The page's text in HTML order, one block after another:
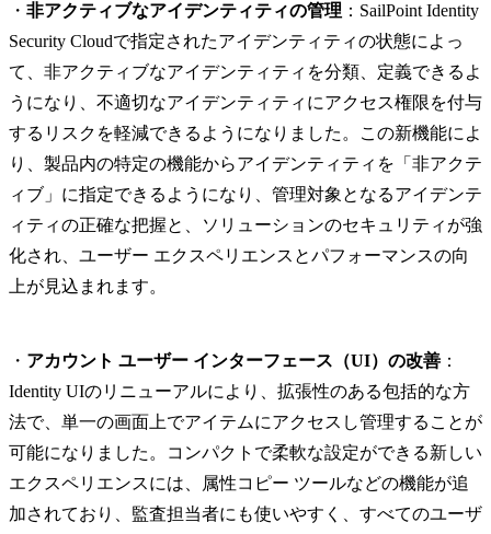
・ 非アクティブなアイデンティティの管理 ：SailPoint Identity
Security Cloudで指定されたアイデンティティの状態によっ
て、非アクティブなアイデンティティを分類、定義できるよ
うになり、不適切なアイデンティティにアクセス権限を付与
するリスクを軽減できるようになりました。この新機能によ
り、製品内の特定の機能からアイデンティティを「非アクテ
ィブ」に指定できるようになり、管理対象となるアイデンテ
ィティの正確な把握と、ソリューションのセキュリティが強
化され、ユーザー エクスペリエンスとパフォーマンスの向
上が見込まれます。
・ アカウント ユーザー インターフェース（UI）の改善 ：
Identity UIのリニューアルにより、拡張性のある包括的な方
法で、単一の画面上でアイテムにアクセスし管理することが
可能になりました。コンパクトで柔軟な設定ができる新しい
エクスペリエンスには、属性コピー ツールなどの機能が追
加されており、監査担当者にも使いやすく、すべてのユーザ